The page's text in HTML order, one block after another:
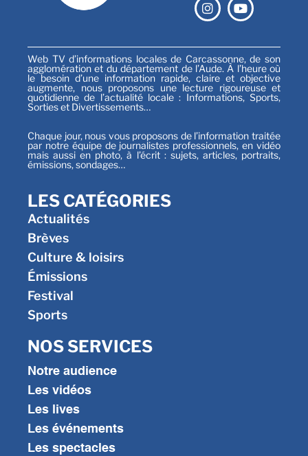
Web TV d’informations locales de Carcassonne, de son
agglomération et du département de l’Aude. À l’heure où
le besoin d’une information rapide, claire et objective
augmente, nous proposons une lecture rigoureuse et
quotidienne de l’actualité locale : Informations, Sports,
Sorties et Divertissements…
Chaque jour, nous vous proposons de l’information traitée
par notre équipe de journalistes professionnels, en vidéo
mais aussi en photo, à l’écrit : sujets, articles, portraits,
émissions, sondages…
LES CATÉGORIES
Actualités
Brèves
Culture & loisirs
Émissions
Festival
Sports
NOS SERVICES
Notre audience
Les vidéos
Les lives
Les événements
Les spectacles